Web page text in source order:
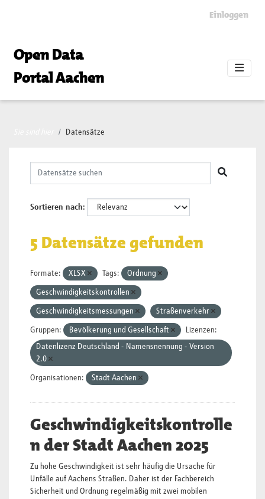
Einloggen
Open Data
Portal Aachen
Datensätze
Sortieren nach
5 Datensätze gefunden
Formate: XLSX Tags: Ordnung
Geschwindigkeitskontrollen
Geschwindigkeitsmessungen Straßenverkehr
Gruppen: Bevölkerung und Gesellschaft
Lizenzen:
Datenlizenz Deutschland - Namensnennung - Version
2.0
Organisationen: Stadt Aachen
Geschwindigkeitskontrolle
n der Stadt Aachen 2025
Zu hohe Geschwindigkeit ist sehr häufig die Ursache für
Unfälle auf Aachens Straßen. Daher ist der Fachbereich
Sicherheit und Ordnung regelmäßig mit zwei mobilen